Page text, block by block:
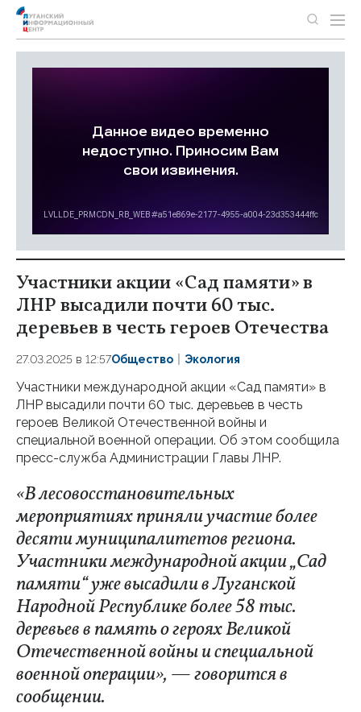
Участники акции «Сад памяти» в
ЛНР высадили почти 60 тыс.
деревьев в честь героев Отечества
27.03.2025 в 12:57Общество Экология
Участники международной акции «Сад памяти» в
ЛНР высадили почти 60 тыс. деревьев в честь
героев Великой Отечественной войны и
специальной военной операции. Об этом сообщила
пресс-служба Администрации Главы ЛНР.
«В лесовосстановительных
мероприятиях приняли участие более
десяти муниципалитетов региона.
Участники международной акции „Сад
памяти“ уже высадили в Луганской
Народной Республике более 58 тыс.
деревьев в память о героях Великой
Отечественной войны и специальной
военной операции», — говорится в
сообщении.